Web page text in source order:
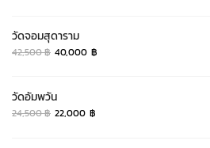
32,500 ฿.
วัดจอมสุดาราม
42,500฿ Original
42,500 ฿.
40,000 ฿
วัดอัมพวัน
24,500฿ Original
22,000 ฿